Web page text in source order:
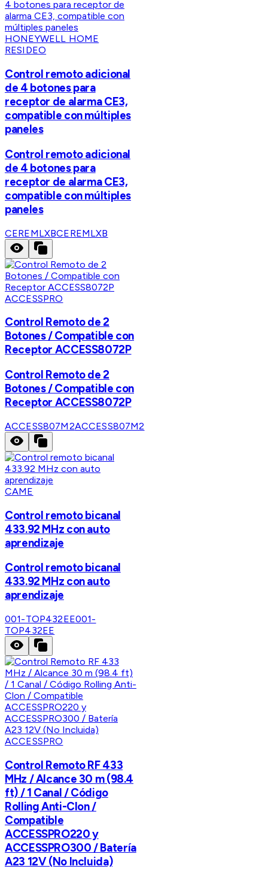
HONEYWELL HOME
RESIDEO
Control remoto adicional
de 4 botones para
receptor de alarma CE3,
compatible con múltiples
paneles
Control remoto adicional
de 4 botones para
receptor de alarma CE3,
compatible con múltiples
paneles
CEREMLXBCEREMLXB
ACCESSPRO
Control Remoto de 2
Botones / Compatible con
Receptor ACCESS8072P
Control Remoto de 2
Botones / Compatible con
Receptor ACCESS8072P
ACCESS807M2ACCESS807M2
CAME
Control remoto bicanal
433.92 MHz con auto
aprendizaje
Control remoto bicanal
433.92 MHz con auto
aprendizaje
001-TOP432EE001-
TOP432EE
ACCESSPRO
Control Remoto RF 433
MHz / Alcance 30 m (98.4
ft) / 1 Canal / Código
Rolling Anti-Clon /
Compatible
ACCESSPRO220 y
ACCESSPRO300 / Batería
A23 12V (No Incluida)